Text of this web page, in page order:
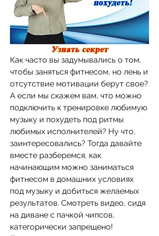
Как часто вы задумывались о том,
чтобы заняться фитнесом, но лень и
отсутствие мотивации берут свое?
А если мы скажем вам, что можно
подключить к тренировке любимую
музыку и похудеть под ритмы
любимых исполнителей? Ну что,
заинтересовались? Тогда давайте
вместе разберемся, как
начинающим можно заниматься
фитнесом в домашних условиях
под музыку и добиться желаемых
результатов. Смотреть видео, сидя
на диване с пачкой чипсов,
категорически запрещено!